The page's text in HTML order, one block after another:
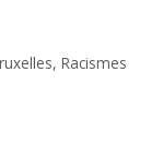
,Racismes